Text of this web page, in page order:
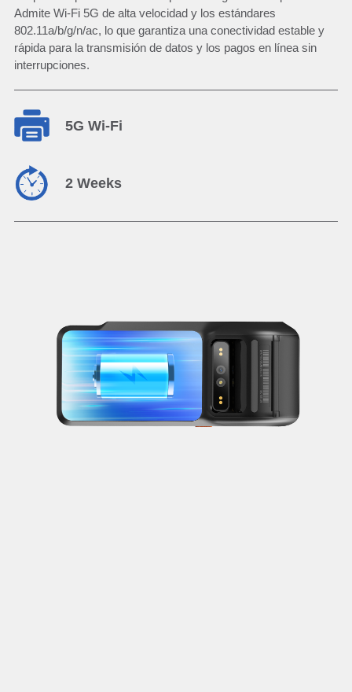
Admite Wi-Fi 5G de alta velocidad y los estándares
802.11a/b/g/n/ac, lo que garantiza una conectividad estable y
rápida para la transmisión de datos y los pagos en línea sin
interrupciones.
5G Wi-Fi
2 Weeks